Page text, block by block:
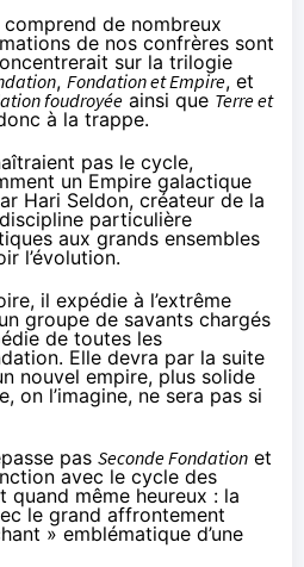
de nombreux
de nos confrères sont
sur la trilogie
, Fondation et Empire, et
foudroyée ainsi que Terre et
à la trappe.
pas le cycle,
un Empire galactique
Hari Seldon, créateur de la
particulière
aux grands ensembles
l’évolution.
il expédie à l’extrême
groupe de savants chargés
de toutes les
Elle devra par la suite
nouvel empire, plus solide
on l’imagine, ne sera pas si
pas Seconde Fondation et
avec le cycle des
quand même heureux : la
le grand affrontement
» emblématique d’une